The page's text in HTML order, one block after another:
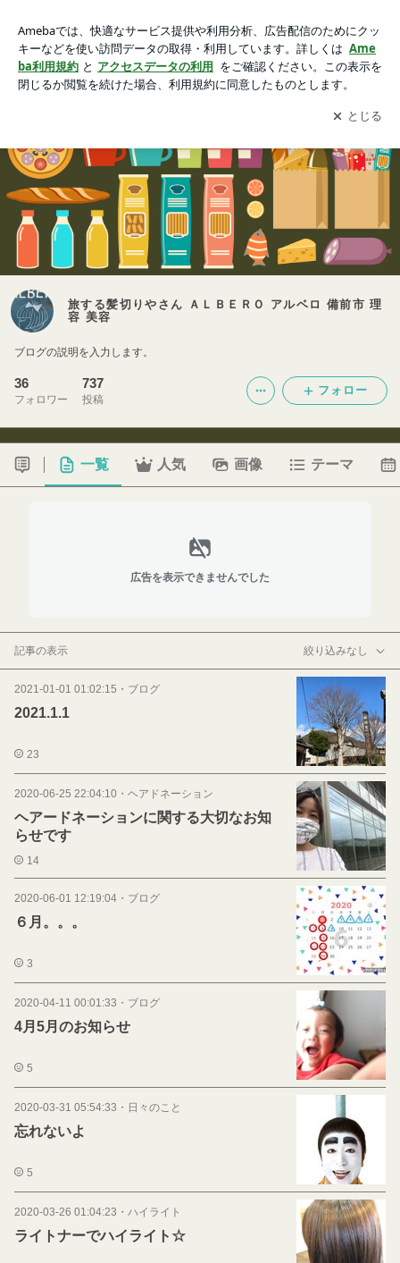
アプリをダウンロードして ブログの更新通知
を受け取りまし
ょう。
開く
旅する髪切りやさん ＡＬＢＥＲＯ アルベロ 備前市 理
容 美容
ブログの説明を入力します。
36
フォロワー
737
投稿
フォロー
一覧 人気 画像 テーマ
広告を表示できませんでした
記事の表示 絞り込みなし
2021-01-01 01:02:15 ・ ブログ
2021.1.1
23
2020-06-25 22:04:10 ・ ヘアドネーション
ヘアードネーションに関する大切なお知
らせです
14
2020-06-01 12:19:04 ・ ブログ
６月。。。
3
2020-04-11 00:01:33 ・ ブログ
4月5月のお知らせ
5
2020-03-31 05:54:33 ・ 日々のこと
忘れないよ
5
2020-03-26 01:04:23 ・ ハイライト
ライトナーでハイライト☆